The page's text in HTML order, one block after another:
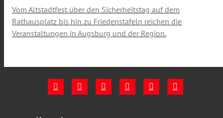
Vom Altstadtfest über den Sicherheitstag auf dem
Rathausplatz bis hin zu Friedenstafeln reichen die
Veranstaltungen in Augsburg und der Region.